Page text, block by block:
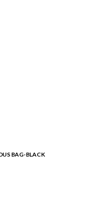
BAG-BLACK